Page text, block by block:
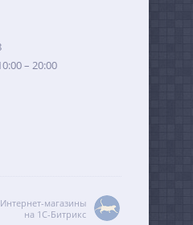
– 20:00
Интернет-магазины
на 1С-Битрикс